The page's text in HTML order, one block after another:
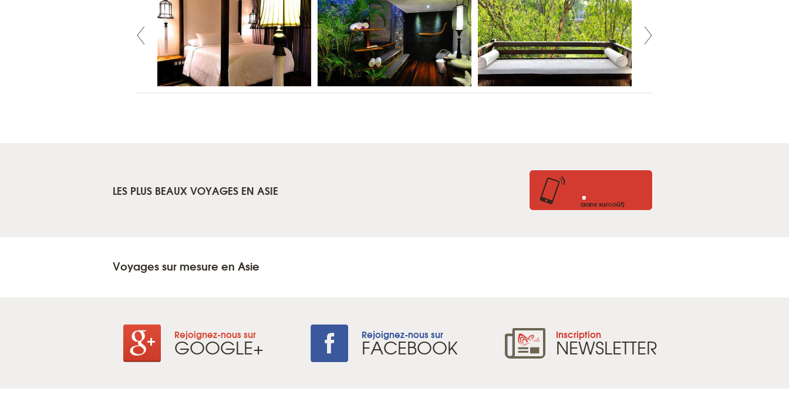
LES PLUS BEAUX VOYAGES EN ASIE .
(sans surcoût)
Voyages sur mesure en Asie
Rejoignez-nous sur
GOOGLE+ Rejoignez-nous sur
FACEBOOK Inscription
NEWSLETTER